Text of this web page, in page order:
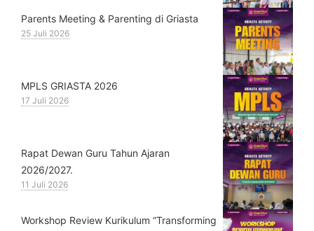
Parents Meeting & Parenting di Griasta
25 Juli 2026
MPLS GRIASTA 2026
17 Juli 2026
Rapat Dewan Guru Tahun Ajaran
2026/2027.
11 Juli 2026
Workshop Review Kurikulum “Transforming